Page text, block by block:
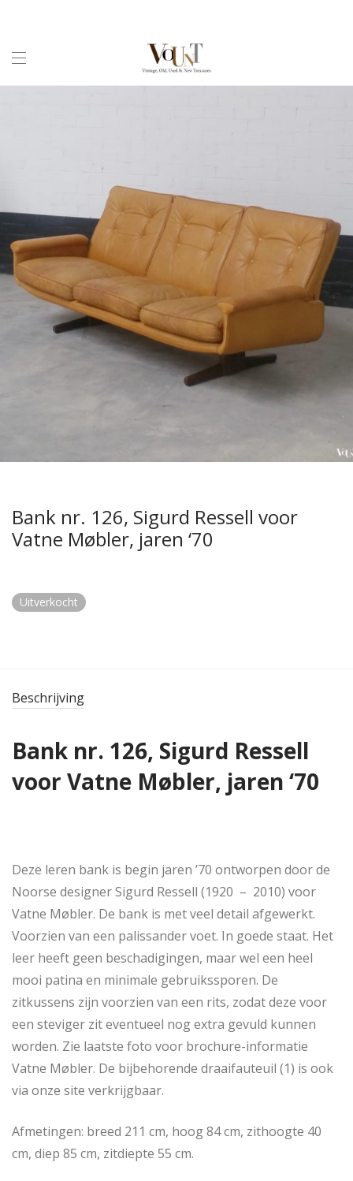
Bank nr. 126, Sigurd Ressell voor
Vatne Møbler, jaren ‘70
Uitverkocht
Beschrijving
Bank nr. 126, Sigurd Ressell
voor Vatne Møbler, jaren ‘70
Deze leren bank is begin jaren ’70 ontworpen door de
Noorse designer Sigurd Ressell (1920 – 2010) voor
Vatne Møbler. De bank is met veel detail afgewerkt.
Voorzien van een palissander voet. In goede staat. Het
leer heeft geen beschadigingen, maar wel een heel
mooi patina en minimale gebruikssporen. De
zitkussens zijn voorzien van een rits, zodat deze voor
een steviger zit eventueel nog extra gevuld kunnen
worden. Zie laatste foto voor brochure-informatie
Vatne Møbler. De bijbehorende draaifauteuil (1) is ook
via onze site verkrijgbaar.
Afmetingen: breed 211 cm, hoog 84 cm, zithoogte 40
cm, diep 85 cm, zitdiepte 55 cm.